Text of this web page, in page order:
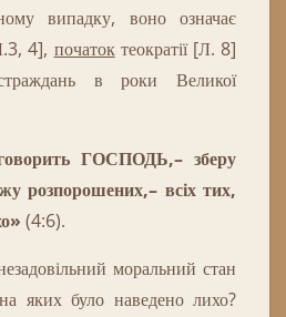
випадку, воно означає
.3, 4], початок теократії [Л. 8]
в роки
Великої
ГОСПОДЬ,– зберу
розпорошених,– всіх тих,
» (4:6).
моральний стан
яких було наведено лихо?